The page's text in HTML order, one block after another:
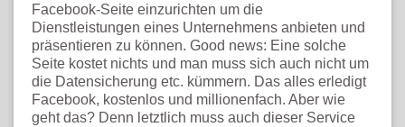
Facebook-Seite einzurichten um die
Dienstleistungen eines Unternehmens anbieten und
präsentieren zu können. Good news: Eine solche
Seite kostet nichts und man muss sich auch nicht um
die Datensicherung etc. kümmern. Das alles erledigt
Facebook, kostenlos und millionenfach. Aber wie
geht das? Denn letztlich muss auch dieser Service